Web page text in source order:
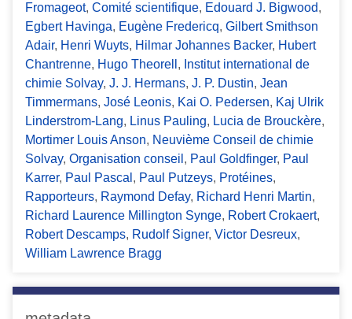
Fromageot, Comité scientifique, Edouard J. Bigwood,
Egbert Havinga, Eugène Fredericq, Gilbert Smithson
Adair, Henri Wuyts, Hilmar Johannes Backer, Hubert
Chantrenne, Hugo Theorell , Institut international de
chimie Solvay, J. J. Hermans, J. P. Dustin, Jean
Timmermans, José Leonis, Kai O. Pedersen, Kaj Ulrik
Linderstrom-Lang, Linus Pauling, Lucia de Brouckère,
Mortimer Louis Anson, Neuvième Conseil de chimie
Solvay, Organisation conseil , Paul Goldfinger, Paul
Karrer, Paul Pascal , Paul Putzeys, Protéines,
Rapporteurs, Raymond Defay, Richard Henri Martin,
Richard Laurence Millington Synge, Robert Crokaert,
Robert Descamps, Rudolf Signer, Victor Desreux,
William Lawrence Bragg